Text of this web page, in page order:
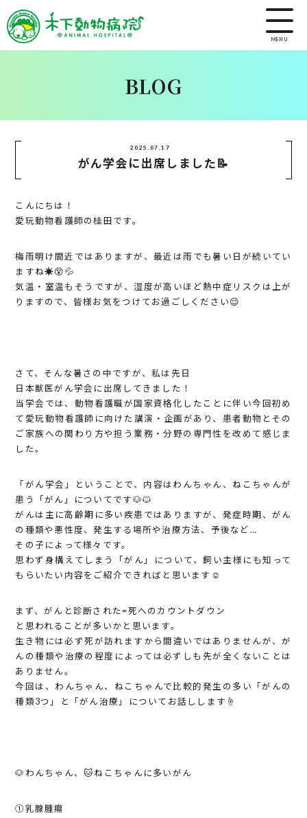
MENU
BLOG
2025.07.17
がん学会に出席しました📝
こんにちは！
愛玩動物看護師の桂田です。
梅雨明け間近ではありますが、最近は雨でも暑い日が続いてい
ますね☀️😵💦
気温・室温もそうですが、湿度が高いほど熱中症リスクは上が
りますので、皆様お気をつけてお過ごしください😌
さて、そんな暑さの中ですが、私は先日
日本獣医がん学会に出席してきました！
当学会では、動物看護職が国家資格化したことに伴い今回初め
て愛玩動物看護師に向けた講演・企画があり、患者動物とその
ご家族への関わり方や担う業務・分野の専門性を改めて感じま
した。
「がん学会」ということで、内容はわんちゃん、ねこちゃんが
患う「がん」についてです🐶🐱
がんは主に高齢期に多い疾患ではありますが、発症時期、がん
の種類や悪性度、発生する場所や治療方法、予後など…
その子によって様々です。
思わず身構えてしまう「がん」について、飼い主様にも知って
もらいたい内容をご紹介できればと思います☺️
まず、がんと診断された=死へのカウントダウン
と思われることが多いかと思います。
生き物には必ず死が訪れますから間違いではありませんが、が
んの種類や治療の程度によっては必ずしも先が全くないことは
ありません。
今回は、わんちゃん、ねこちゃんで比較的発生の多い「がんの
種類3つ」と「がん治療」についてお話しします☝️
🐶わんちゃん、🐱ねこちゃんに多いがん
①乳腺腫瘍